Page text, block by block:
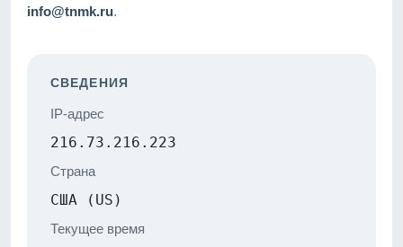
info@tnmk.ru.
СВЕДЕНИЯ
IP-адрес
216.73.216.223
Страна
США (US)
Текущее время